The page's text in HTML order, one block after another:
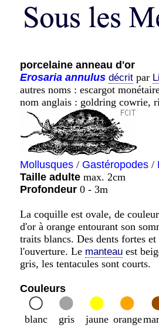
porcelaine anneau d'or
Erosaria annulus décrit par
autres noms : escargot
nom anglais : goldring cowrie,
Mollusques / Gastéropodes /
Taille adulte max. 2cm
Profondeur 0 - 3m
La coquille est ovale, de
d'or à orange entourant son
traits blancs. Des dents fortes
l'ouverture. Le manteau est
gris, les tentacules sont courts.
Couleurs
blanc gris jaune orange